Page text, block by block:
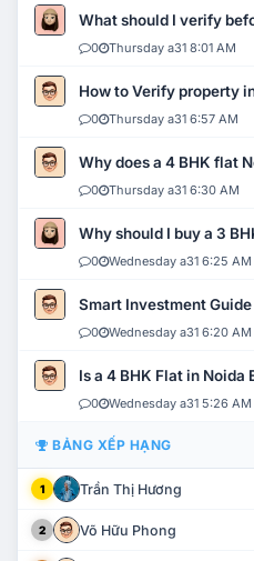
What should I verify
0 Thursday a31 8:01 AM
How to Verify property
0 Thursday a31 6:57 AM
Why does a 4 BHK flat
0 Thursday a31 6:30 AM
Why should I buy a 3
0 Wednesday a31 6:25 AM
Smart Investment
0 Wednesday a31 6:20 AM
Is a 4 BHK Flat in Noida
0 Wednesday a31 5:26 AM
BẢNG XẾP HẠNG
1 Trần Thị Hương
2 Võ Hữu Phong